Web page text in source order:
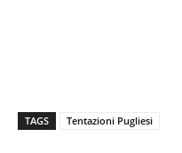
TAGS Tentazioni Pugliesi